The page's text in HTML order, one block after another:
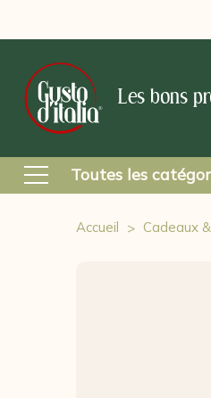
Les bons
Toutes les
Accueil Cadeaux